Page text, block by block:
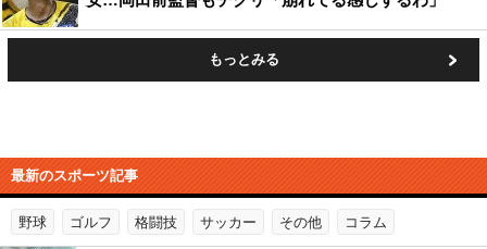
もっとみる
最新のスポーツ記事
野球 ゴルフ 格闘技 サッカー その他 コラム